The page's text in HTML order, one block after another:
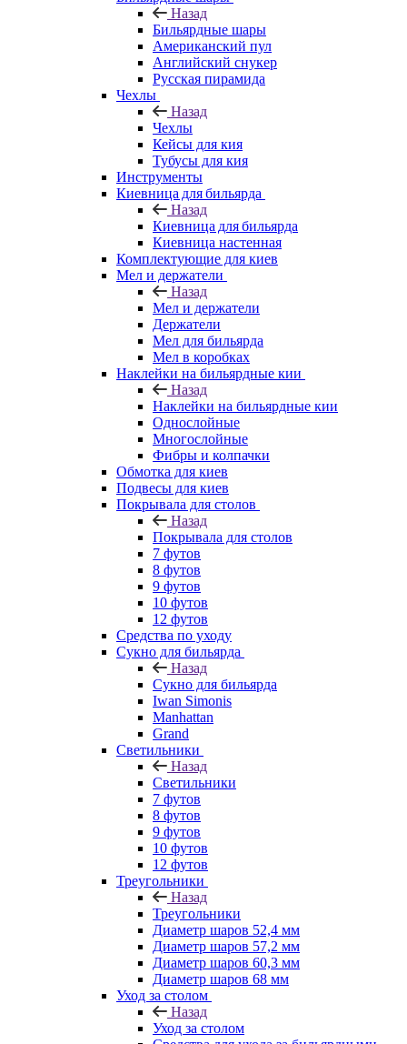
Назад
Бильярдные шары
Американский пул
Английский снукер
Русская пирамида
Чехлы
Назад
Чехлы
Кейсы для кия
Тубусы для кия
Инструменты
Киевница для бильярда
Назад
Киевница для бильярда
Киевница настенная
Комплектующие для киев
Мел и держатели
Назад
Мел и держатели
Держатели
Мел для бильярда
Мел в коробках
Наклейки на бильярдные кии
Назад
Наклейки на бильярдные кии
Однослойные
Многослойные
Фибры и колпачки
Обмотка для киев
Подвесы для киев
Покрывала для столов
Назад
Покрывала для столов
7 футов
8 футов
9 футов
10 футов
12 футов
Средства по уходу
Сукно для бильярда
Назад
Сукно для бильярда
Iwan Simonis
Manhattan
Grand
Светильники
Назад
Светильники
7 футов
8 футов
9 футов
10 футов
12 футов
Треугольники
Назад
Треугольники
Диаметр шаров 52,4 мм
Диаметр шаров 57,2 мм
Диаметр шаров 60,3 мм
Диаметр шаров 68 мм
Уход за столом
Назад
Уход за столом